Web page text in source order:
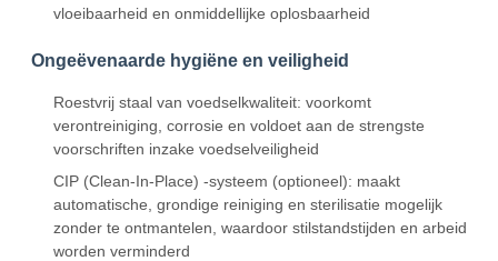
vloeibaarheid en onmiddellijke oplosbaarheid
Ongeëvenaarde hygiëne en veiligheid
Roestvrij staal van voedselkwaliteit: voorkomt
verontreiniging, corrosie en voldoet aan de strengste
voorschriften inzake voedselveiligheid
CIP (Clean-In-Place) -systeem (optioneel): maakt
automatische, grondige reiniging en sterilisatie mogelijk
zonder te ontmantelen, waardoor stilstandstijden en arbeid
worden verminderd